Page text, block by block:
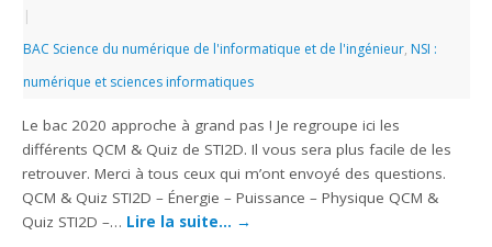
|
BAC Science du numérique de l'informatique et de l'ingénieur, NSI :
numérique et sciences informatiques
Le bac 2020 approche à grand pas ! Je regroupe ici les
différents QCM & Quiz de STI2D. Il vous sera plus facile de les
retrouver. Merci à tous ceux qui m’ont envoyé des questions.
QCM & Quiz STI2D – Énergie – Puissance – Physique QCM &
Quiz STI2D –… Lire la suite… →